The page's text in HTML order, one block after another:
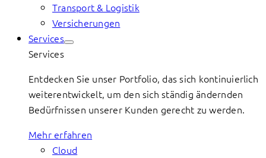
Transport & Logistik
Versicherungen
Services
Services
Entdecken Sie unser Portfolio, das sich kontinuierlich
weiterentwickelt, um den sich ständig ändernden
Bedürfnissen unserer Kunden gerecht zu werden.
Mehr erfahren
Cloud